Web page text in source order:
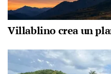
Villablino crea un